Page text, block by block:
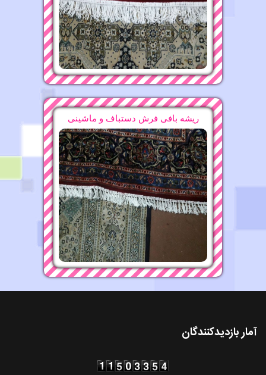
قالیشویی محدوده مطهری ۸۸۲۱۶۰۷۵
11-11-1396
قالیشویی محدوده ونک ۲۲۴۷۵۶۳۷
ریشه بافی فرش دستباف و ماشینی
آمار بازدیدکنندگان